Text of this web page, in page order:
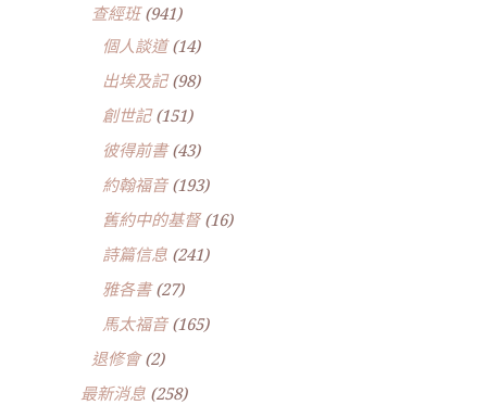
查經班(941)
個人談道(14)
出埃及記(98)
創世記(151)
彼得前書(43)
約翰福音(193)
舊約中的基督(16)
詩篇信息 (241)
雅各書(27)
馬太福音(165)
退修會(2)
最新消息 (258)